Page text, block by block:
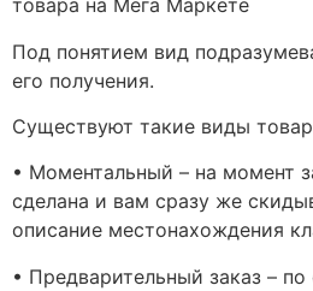
товара на Мега Маркете
Под понятием вид
его получения.
Существуют такие виды
• Моментальный – на момент
сделана и вам сразу же
описание местонахождения
• Предварительный заказ –